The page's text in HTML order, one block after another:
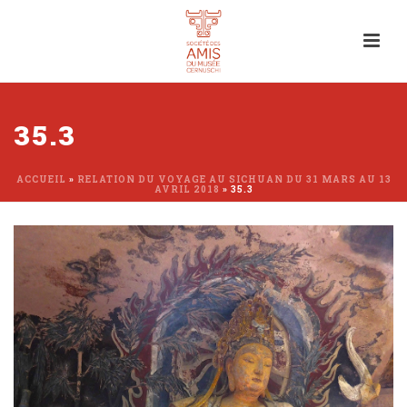
35.3
ACCUEIL » RELATION DU VOYAGE AU SICHUAN DU 31 MARS AU 13
AVRIL 2018 » 35.3